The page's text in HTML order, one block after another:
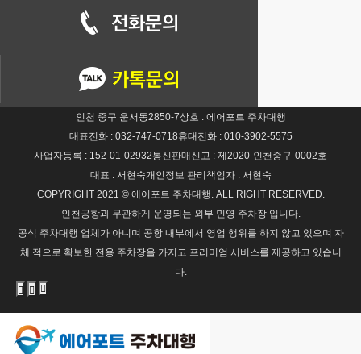
인천 중구 운서동2850-7상호 : 에어포트 주차대행
대표전화 : 032-747-0718휴대전화 : 010-3902-5575
사업자등록 : 152-01-02932통신판매신고 : 제2020-인천중구-0002호
대표 : 서현숙개인정보 관리책임자 : 서현숙
COPYRIGHT 2021 © 에어포트 주차대행. ALL RIGHT RESERVED.
인천공항과 무관하게 운영되는 외부 민영 주차장 입니다.
공식 주차대행 업체가 아니며 공항 내부에서 영업 행위를 하지 않고 있으며 자
체 적으로 확보한 전용 주차장을 가지고 프리미엄 서비스를 제공하고 있습니
다.